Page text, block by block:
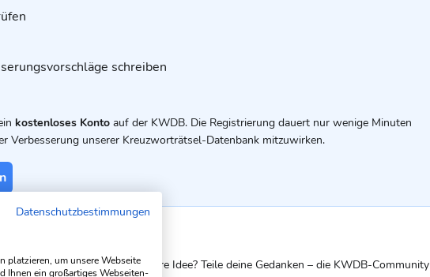
schreiben
kostenloses Konto auf der KWDB. Die Registrierung dauert nur wenige Minuten
Verbesserung unserer Kreuzworträtsel-Datenbank mitzuwirken.
ganz? Oder du hast eine bessere Idee? Teile deine Gedanken – die KWDB-Community
Datenschutzbestimmungen
platzieren, um unsere Webseite
Ihnen ein großartiges Webseiten-